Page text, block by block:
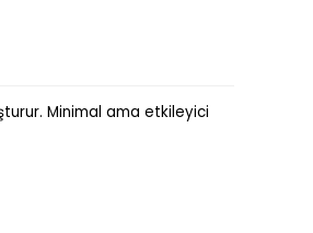
Minimal ama etkileyici